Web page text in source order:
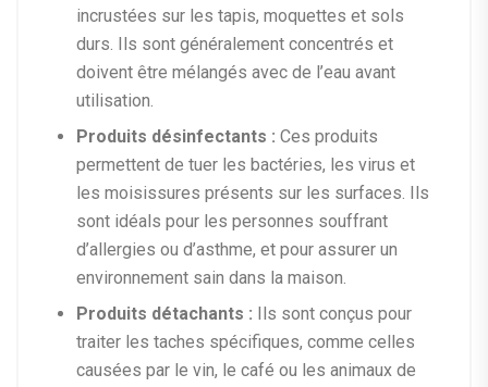
incrustées sur les tapis, moquettes et sols
durs. Ils sont généralement concentrés et
doivent être mélangés avec de l’eau avant
utilisation.
Produits désinfectants : Ces produits
permettent de tuer les bactéries, les virus et
les moisissures présents sur les surfaces. Ils
sont idéals pour les personnes souffrant
d’allergies ou d’asthme, et pour assurer un
environnement sain dans la maison.
Produits détachants : Ils sont conçus pour
traiter les taches spécifiques, comme celles
causées par le vin, le café ou les animaux de